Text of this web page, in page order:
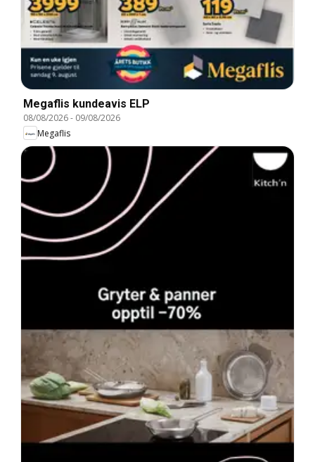
Megaflis kundeavis ELP
08/08/2026- 09/08/2026
Megaflis